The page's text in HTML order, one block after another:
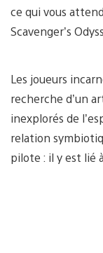
ce qui vous
Scavenger’s
Les joueurs
recherche d’un
inexplorés de
relation
pilote : il y est lié